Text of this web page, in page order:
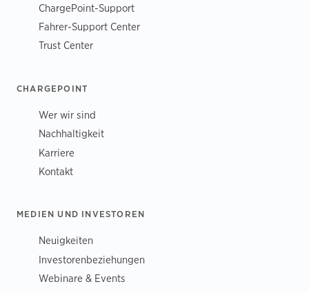
ChargePoint-Support
Fahrer-Support Center
Trust Center
CHARGEPOINT
Wer wir sind
Nachhaltigkeit
Karriere
Kontakt
MEDIEN UND INVESTOREN
Neuigkeiten
Investorenbeziehungen
Webinare & Events